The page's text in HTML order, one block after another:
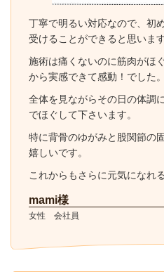
丁寧で明るい対応なので、初
受けることができると思います
施術は痛くないのに筋肉がほ
から実感できて感動！でした。
全体を見ながらその日の体調
でほぐして下さいます。
特に背骨のゆがみと股関節の
嬉しいです。
これからもさらに元気になれ
mami様
女性 会社員